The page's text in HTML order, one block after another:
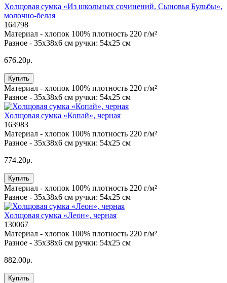
Холщовая сумка «Из школьных сочинений. Сыновья Бульбы»,
молочно-белая
164798
Материал - хлопок 100% плотность 220 г/м²
Разное - 35х38х6 см ручки: 54х25 см
676.20р.
Купить
Материал - хлопок 100% плотность 220 г/м²
Разное - 35х38х6 см ручки: 54х25 см
Холщовая сумка «Копай», черная
163983
Материал - хлопок 100% плотность 220 г/м²
Разное - 35х38х6 см ручки: 54х25 см
774.20р.
Купить
Материал - хлопок 100% плотность 220 г/м²
Разное - 35х38х6 см ручки: 54х25 см
Холщовая сумка «Леон», черная
130067
Материал - хлопок 100% плотность 220 г/м²
Разное - 35х38х6 см ручки: 54х25 см
882.00р.
Купить